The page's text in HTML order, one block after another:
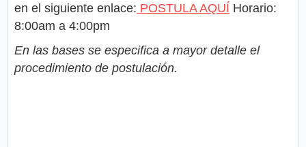
en el siguiente enlace: POSTULA AQUÍ Horario:
8:00am a 4:00pm
En las bases se especifica a mayor detalle el
procedimiento de postulación.